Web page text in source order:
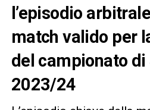
l’episodio
match valido per
del campionato di
2023/24